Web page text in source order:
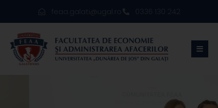
feaa.galati@ugal.ro 0336 130 242